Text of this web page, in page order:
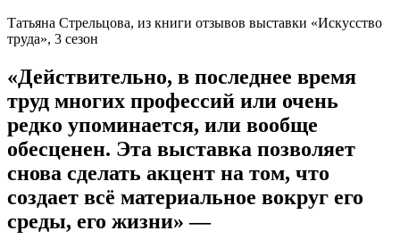
Татьяна Стрельцова, из книги отзывов выставки «Искусство
труда», 3 сезон
«Действительно, в последнее время
труд многих профессий или очень
редко упоминается, или вообще
обесценен. Эта выставка позволяет
снова сделать акцент на том, что
создает всё материальное вокруг его
среды, его жизни» —